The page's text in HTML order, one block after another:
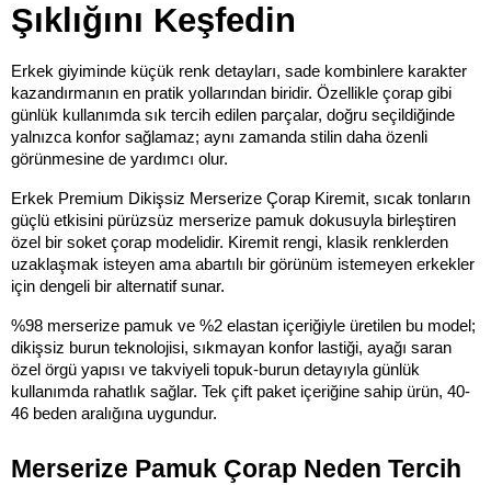
Şıklığını Keşfedin
Erkek giyiminde küçük renk detayları, sade kombinlere karakter
kazandırmanın en pratik yollarından biridir. Özellikle çorap gibi
günlük kullanımda sık tercih edilen parçalar, doğru seçildiğinde
yalnızca konfor sağlamaz; aynı zamanda stilin daha özenli
görünmesine de yardımcı olur.
Erkek Premium Dikişsiz Merserize Çorap Kiremit, sıcak tonların
güçlü etkisini pürüzsüz merserize pamuk dokusuyla birleştiren
özel bir soket çorap modelidir. Kiremit rengi, klasik renklerden
uzaklaşmak isteyen ama abartılı bir görünüm istemeyen erkekler
için dengeli bir alternatif sunar.
%98 merserize pamuk ve %2 elastan içeriğiyle üretilen bu model;
dikişsiz burun teknolojisi, sıkmayan konfor lastiği, ayağı saran
özel örgü yapısı ve takviyeli topuk-burun detayıyla günlük
kullanımda rahatlık sağlar. Tek çift paket içeriğine sahip ürün, 40-
46 beden aralığına uygundur.
Merserize Pamuk Çorap Neden Tercih